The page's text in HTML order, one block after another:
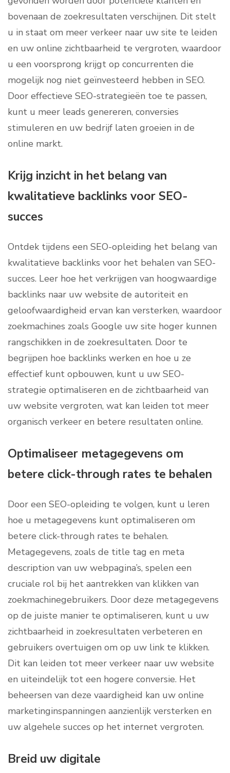
bovenaan de zoekresultaten verschijnen. Dit stelt
u in staat om meer verkeer naar uw site te leiden
en uw online zichtbaarheid te vergroten, waardoor
u een voorsprong krijgt op concurrenten die
mogelijk nog niet geïnvesteerd hebben in SEO.
Door effectieve SEO-strategieën toe te passen,
kunt u meer leads genereren, conversies
stimuleren en uw bedrijf laten groeien in de
online markt.
Krijg inzicht in het belang van
kwalitatieve backlinks voor SEO-
succes
Ontdek tijdens een SEO-opleiding het belang van
kwalitatieve backlinks voor het behalen van SEO-
succes. Leer hoe het verkrijgen van hoogwaardige
backlinks naar uw website de autoriteit en
geloofwaardigheid ervan kan versterken, waardoor
zoekmachines zoals Google uw site hoger kunnen
rangschikken in de zoekresultaten. Door te
begrijpen hoe backlinks werken en hoe u ze
effectief kunt opbouwen, kunt u uw SEO-
strategie optimaliseren en de zichtbaarheid van
uw website vergroten, wat kan leiden tot meer
organisch verkeer en betere resultaten online.
Optimaliseer metagegevens om
betere click-through rates te behalen
Door een SEO-opleiding te volgen, kunt u leren
hoe u metagegevens kunt optimaliseren om
betere click-through rates te behalen.
Metagegevens, zoals de title tag en meta
description van uw webpagina’s, spelen een
cruciale rol bij het aantrekken van klikken van
zoekmachinegebruikers. Door deze metagegevens
op de juiste manier te optimaliseren, kunt u uw
zichtbaarheid in zoekresultaten verbeteren en
gebruikers overtuigen om op uw link te klikken.
Dit kan leiden tot meer verkeer naar uw website
en uiteindelijk tot een hogere conversie. Het
beheersen van deze vaardigheid kan uw online
marketinginspanningen aanzienlijk versterken en
uw algehele succes op het internet vergroten.
Breid uw digitale